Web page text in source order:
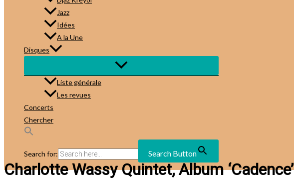
Jazz
Idées
A la Une
Disques
Liste générale
Les revues
Concerts
Chercher
Search for: Search Button
Charlotte Wassy Quintet, Album ‘Cadence’